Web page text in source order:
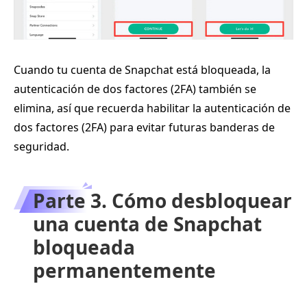
Cuando tu cuenta de Snapchat está bloqueada, la
autenticación de dos factores (2FA) también se
elimina, así que recuerda habilitar la autenticación de
dos factores (2FA) para evitar futuras banderas de
seguridad.
Parte 3. Cómo desbloquear
una cuenta de Snapchat
bloqueada
permanentemente